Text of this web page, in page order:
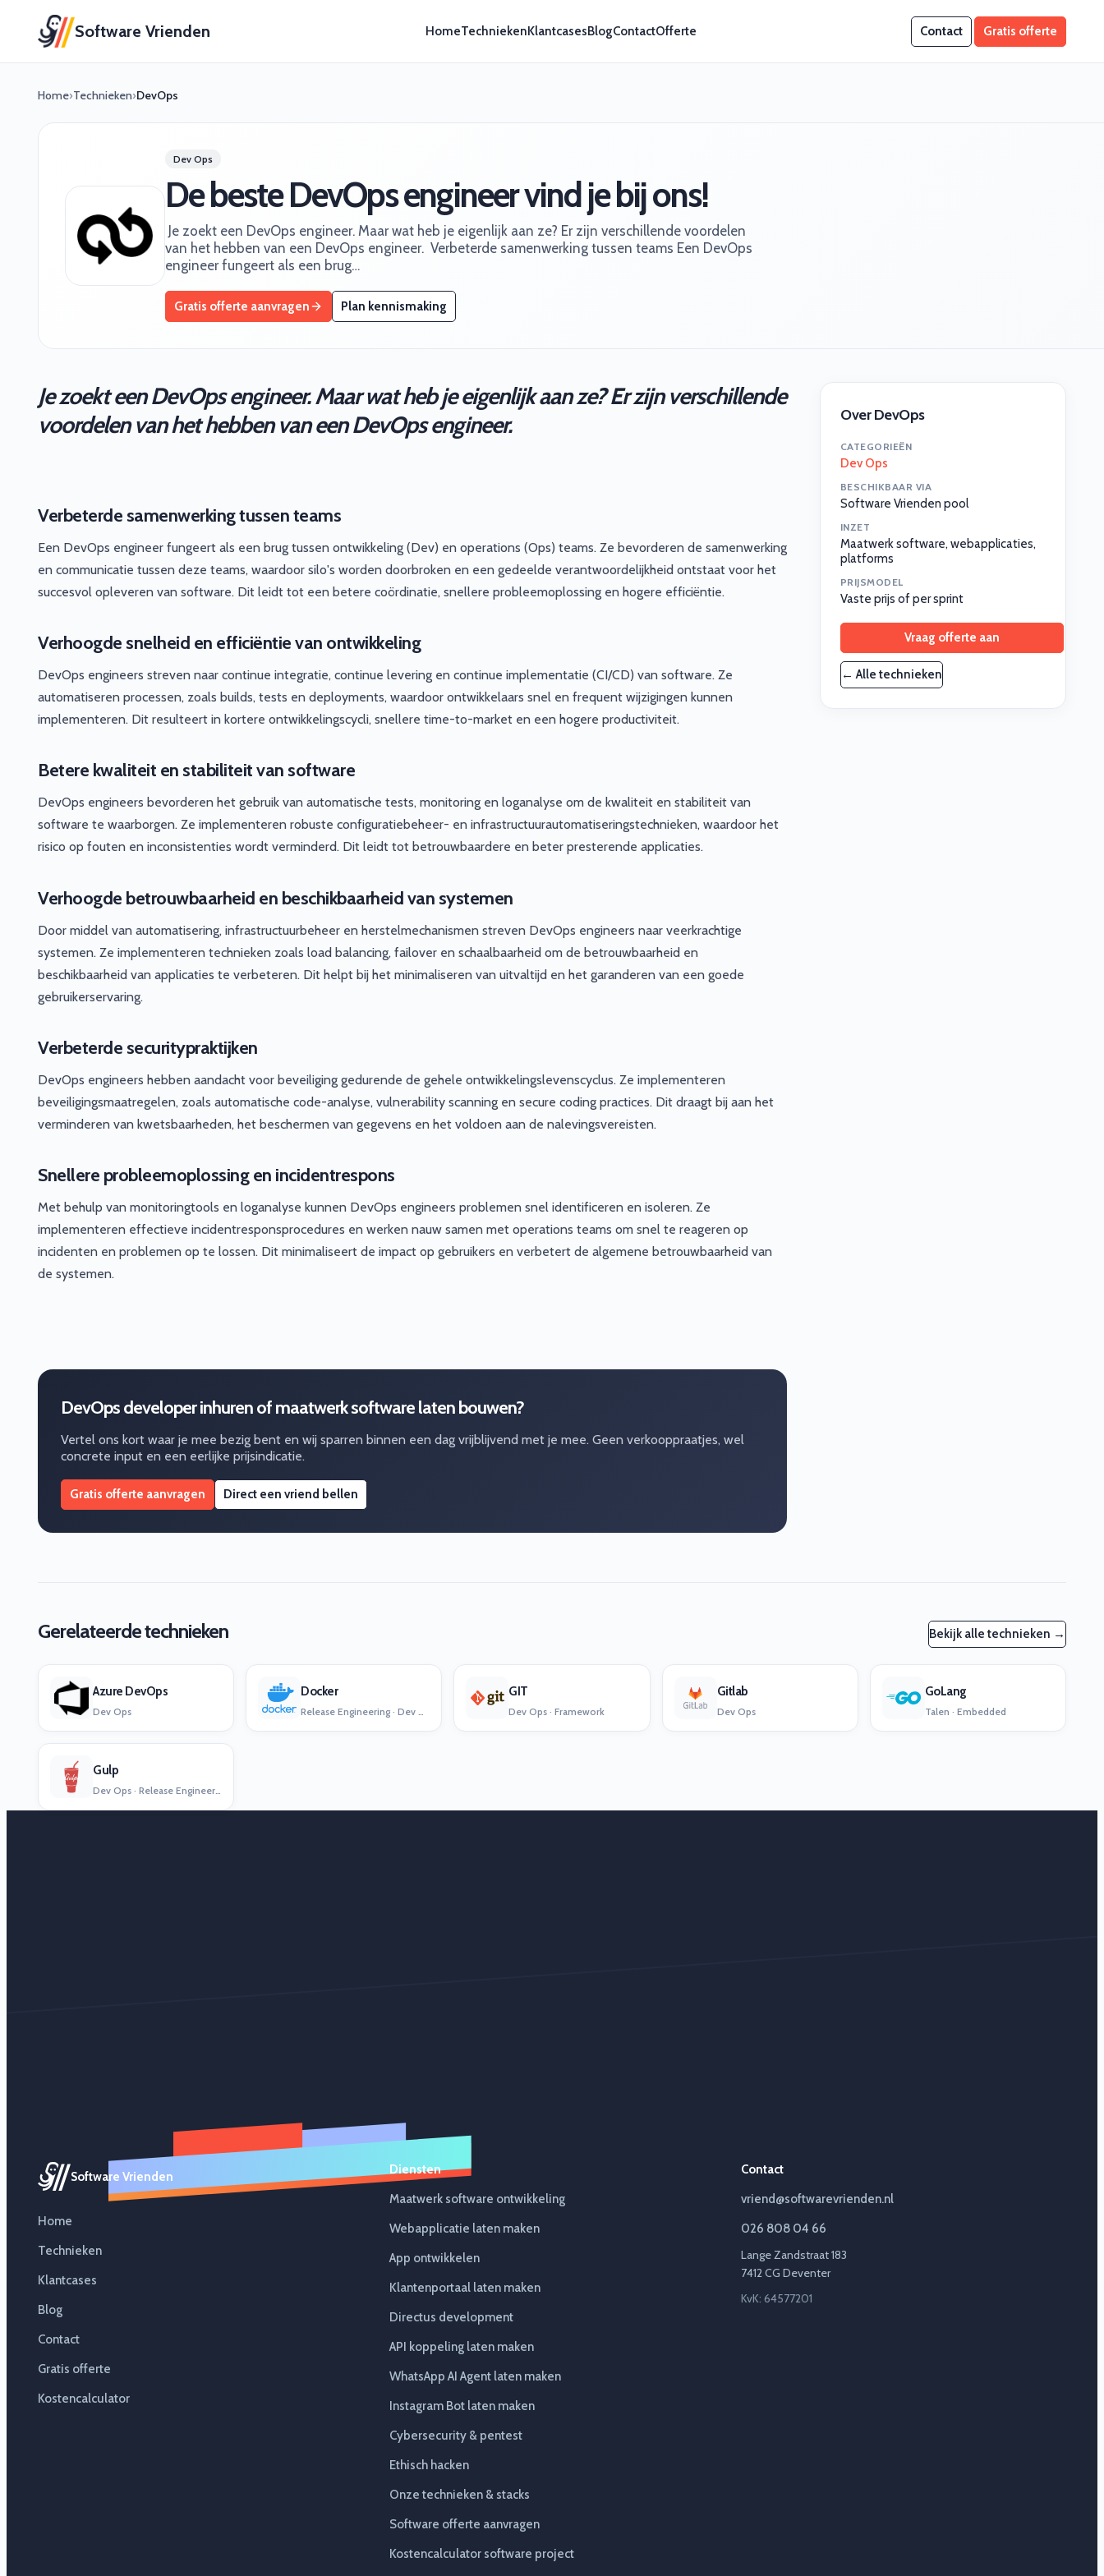
Software Vrienden HomeTechniekenKlantcasesBlogContactOfferte Contact Gratis offerte
Home›Technieken›DevOps
Dev Ops
De beste DevOps engineer vind je bij ons!
‍ Je zoekt een DevOps engineer. Maar wat heb je eigenlijk aan ze? Er zijn verschillende voordelen
van het hebben van een DevOps engineer. ‍ Verbeterde samenwerking tussen teams Een DevOps
engineer fungeert als een brug…
Gratis offerte aanvragen Plan kennismaking
Je zoekt een DevOps engineer. Maar wat heb je eigenlijk aan ze? Er zijn verschillende
voordelen van het hebben van een DevOps engineer.
Verbeterde samenwerking tussen teams
Een DevOps engineer fungeert als een brug tussen ontwikkeling (Dev) en operations (Ops) teams. Ze bevorderen de samenwerking
en communicatie tussen deze teams, waardoor silo's worden doorbroken en een gedeelde verantwoordelijkheid ontstaat voor het
succesvol opleveren van software. Dit leidt tot een betere coördinatie, snellere probleemoplossing en hogere efficiëntie.
Verhoogde snelheid en efficiëntie van ontwikkeling
DevOps engineers streven naar continue integratie, continue levering en continue implementatie (CI/CD) van software. Ze
automatiseren processen, zoals builds, tests en deployments, waardoor ontwikkelaars snel en frequent wijzigingen kunnen
implementeren. Dit resulteert in kortere ontwikkelingscycli, snellere time-to-market en een hogere productiviteit.
Betere kwaliteit en stabiliteit van software
DevOps engineers bevorderen het gebruik van automatische tests, monitoring en loganalyse om de kwaliteit en stabiliteit van
software te waarborgen. Ze implementeren robuste configuratiebeheer- en infrastructuurautomatiseringstechnieken, waardoor het
risico op fouten en inconsistenties wordt verminderd. Dit leidt tot betrouwbaardere en beter presterende applicaties.
Verhoogde betrouwbaarheid en beschikbaarheid van systemen
Door middel van automatisering, infrastructuurbeheer en herstelmechanismen streven DevOps engineers naar veerkrachtige
systemen. Ze implementeren technieken zoals load balancing, failover en schaalbaarheid om de betrouwbaarheid en
beschikbaarheid van applicaties te verbeteren. Dit helpt bij het minimaliseren van uitvaltijd en het garanderen van een goede
gebruikerservaring.
Verbeterde securitypraktijken
DevOps engineers hebben aandacht voor beveiliging gedurende de gehele ontwikkelingslevenscyclus. Ze implementeren
beveiligingsmaatregelen, zoals automatische code-analyse, vulnerability scanning en secure coding practices. Dit draagt bij aan het
verminderen van kwetsbaarheden, het beschermen van gegevens en het voldoen aan de nalevingsvereisten.
Snellere probleemoplossing en incidentrespons
Met behulp van monitoringtools en loganalyse kunnen DevOps engineers problemen snel identificeren en isoleren. Ze
implementeren effectieve incidentresponsprocedures en werken nauw samen met operations teams om snel te reageren op
incidenten en problemen op te lossen. Dit minimaliseert de impact op gebruikers en verbetert de algemene betrouwbaarheid van
de systemen.
DevOps developer inhuren of maatwerk software laten bouwen?
Vertel ons kort waar je mee bezig bent en wij sparren binnen een dag vrijblijvend met je mee. Geen verkooppraatjes, wel
concrete input en een eerlijke prijsindicatie.
Gratis offerte aanvragen Direct een vriend bellen
Over DevOps
CATEGORIEËN
Dev Ops
BESCHIKBAAR VIA
Software Vrienden pool
INZET
Maatwerk software, webapplicaties,
platforms
PRIJSMODEL
Vaste prijs of per sprint
Vraag offerte aan
← Alle technieken
Gerelateerde technieken Bekijk alle technieken →
Azure DevOps
Dev Ops
Docker GIT
Dev Ops · Framework
Gitlab
Dev Ops
GoLang
Talen · Embedded
Gulp
Software Vrienden
Home
Technieken
Klantcases
Blog
Contact
Gratis offerte
Kostencalculator
Diensten
Maatwerk software ontwikkeling
Webapplicatie laten maken
App ontwikkelen
Klantenportaal laten maken
Directus development
API koppeling laten maken
WhatsApp AI Agent laten maken
Instagram Bot laten maken
Cybersecurity & pentest
Ethisch hacken
Onze technieken & stacks
Software offerte aanvragen
Kostencalculator software project
Contact
vriend@softwarevrienden.nl
026 808 04 66
Lange Zandstraat 183
7412 CG Deventer
KvK: 64577201